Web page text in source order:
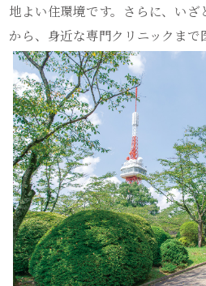
地よい住環境です。さらに、い
から、身近な専門クリニックまで